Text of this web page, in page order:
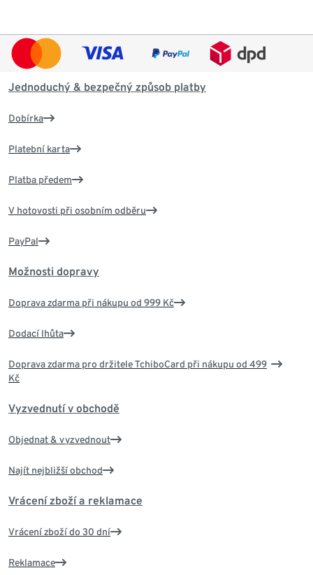
Jednoduchý & bezpečný způsob platby
Dobírka
Platební karta
Platba předem
V hotovosti při osobním odběru
PayPal
Možnosti dopravy
Doprava zdarma při nákupu od 999 Kč
Dodací lhůta
Doprava zdarma pro držitele TchiboCard při nákupu od 499
Kč
Vyzvednutí v obchodě
Objednat & vyzvednout
Najít nejbližší obchod
Vrácení zboží a reklamace
Vrácení zboží do 30 dní
Reklamace